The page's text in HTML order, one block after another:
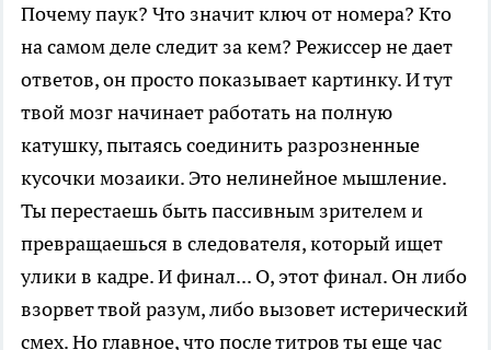
Почему паук? Что значит ключ от номера? Кто
на самом деле следит за кем? Режиссер не дает
ответов, он просто показывает картинку. И тут
твой мозг начинает работать на полную
катушку, пытаясь соединить разрозненные
кусочки мозаики. Это нелинейное мышление.
Ты перестаешь быть пассивным зрителем и
превращаешься в следователя, который ищет
улики в кадре. И финал... О, этот финал. Он либо
взорвет твой разум, либо вызовет истерический
смех. Но главное, что после титров ты еще час